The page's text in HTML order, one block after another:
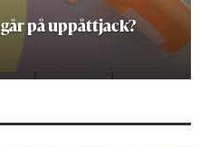
det mänskliga